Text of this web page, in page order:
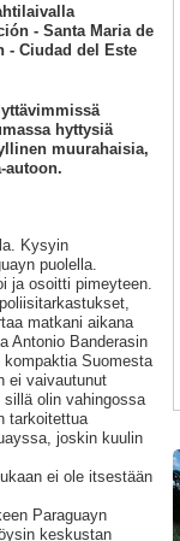
- Santa Maria de
- Ciudad del Este
hyttysiä
muurahaisia,
autoon.
Kysyin
puolella.
ja osoitti pimeyteen.
matkani aikana
Antonio Banderasin
Suomesta
ei vaivautunut
olin vahingossa
tarkoitettua
joskin kuulin
ei ole itsestään
Paraguayn
keskustan